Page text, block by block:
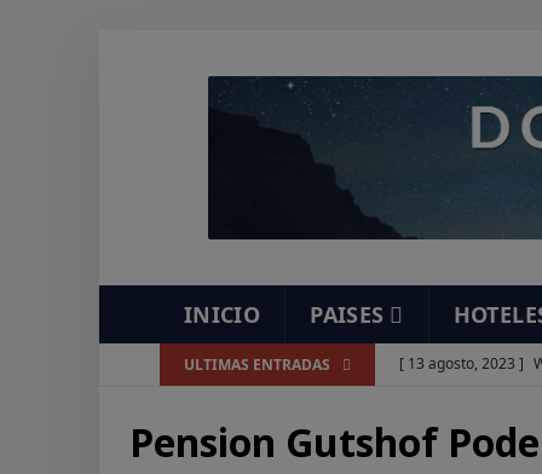
INICIO PAISES
ULTIMAS ENTRADAS [ 13 agosto, 2023 ]
[ 7 agosto, 2023 ]
Pension Gutshof